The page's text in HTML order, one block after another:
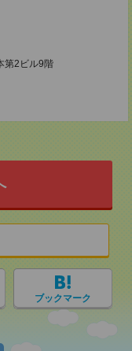
第2ビル9階
ブックマーク